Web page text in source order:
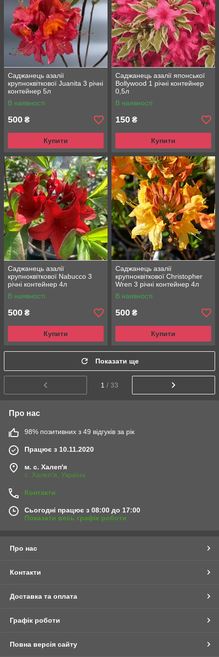
Саджанець азалії
крупноквіткової Juanita 3 річні
контейнер 5л
В наявності
500 ₴
Купити
Саджанець азалії японської
Bollywood 1 річні контейнер
0,5л
В наявності
150 ₴
Купити
Саджанець азалії
крупноквіткової Nabucco 3
річні контейнер 4л
В наявності
500 ₴
Купити
Саджанець азалії
крупноквіткової Christopher
Wren 3 річні контейнер 4л
В наявності
500 ₴
Купити
Показати ще
1 / 33
Про нас
98% позитивних з 49 відгуків за рік
Працює з 10.11.2020
м. с. Халеп'я
с. Халеп'я, Україна
Контакти
Сьогодні працює з 08:00 до 17:00
Показати весь графік роботи
Про нас
Контакти
Доставка та оплата
Графік роботи
Повна версія сайту